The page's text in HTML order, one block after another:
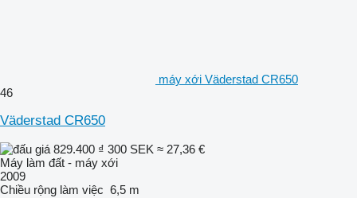
máy xới Väderstad CR650
46
Väderstad CR650
829.400 ₫ 300 SEK ≈ 27,36 €
Máy làm đất - máy xới
2009
Chiều rộng làm việc 6,5 m